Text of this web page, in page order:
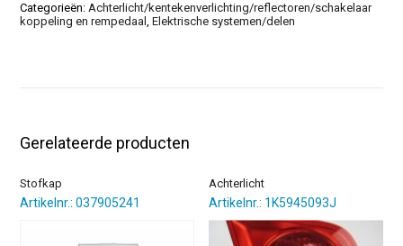
Categorieën:Achterlicht/kentekenverlichting/reflectoren/schakelaar
koppeling en rempedaal,Elektrische systemen/delen
Gerelateerde producten
Stofkap
Artikelnr.: 037905241
Achterlicht
Artikelnr.: 1K5945093J